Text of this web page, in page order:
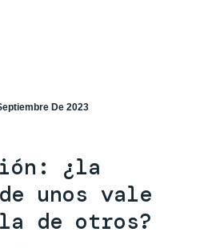
De 2023
¿la
unos vale
la de otros?